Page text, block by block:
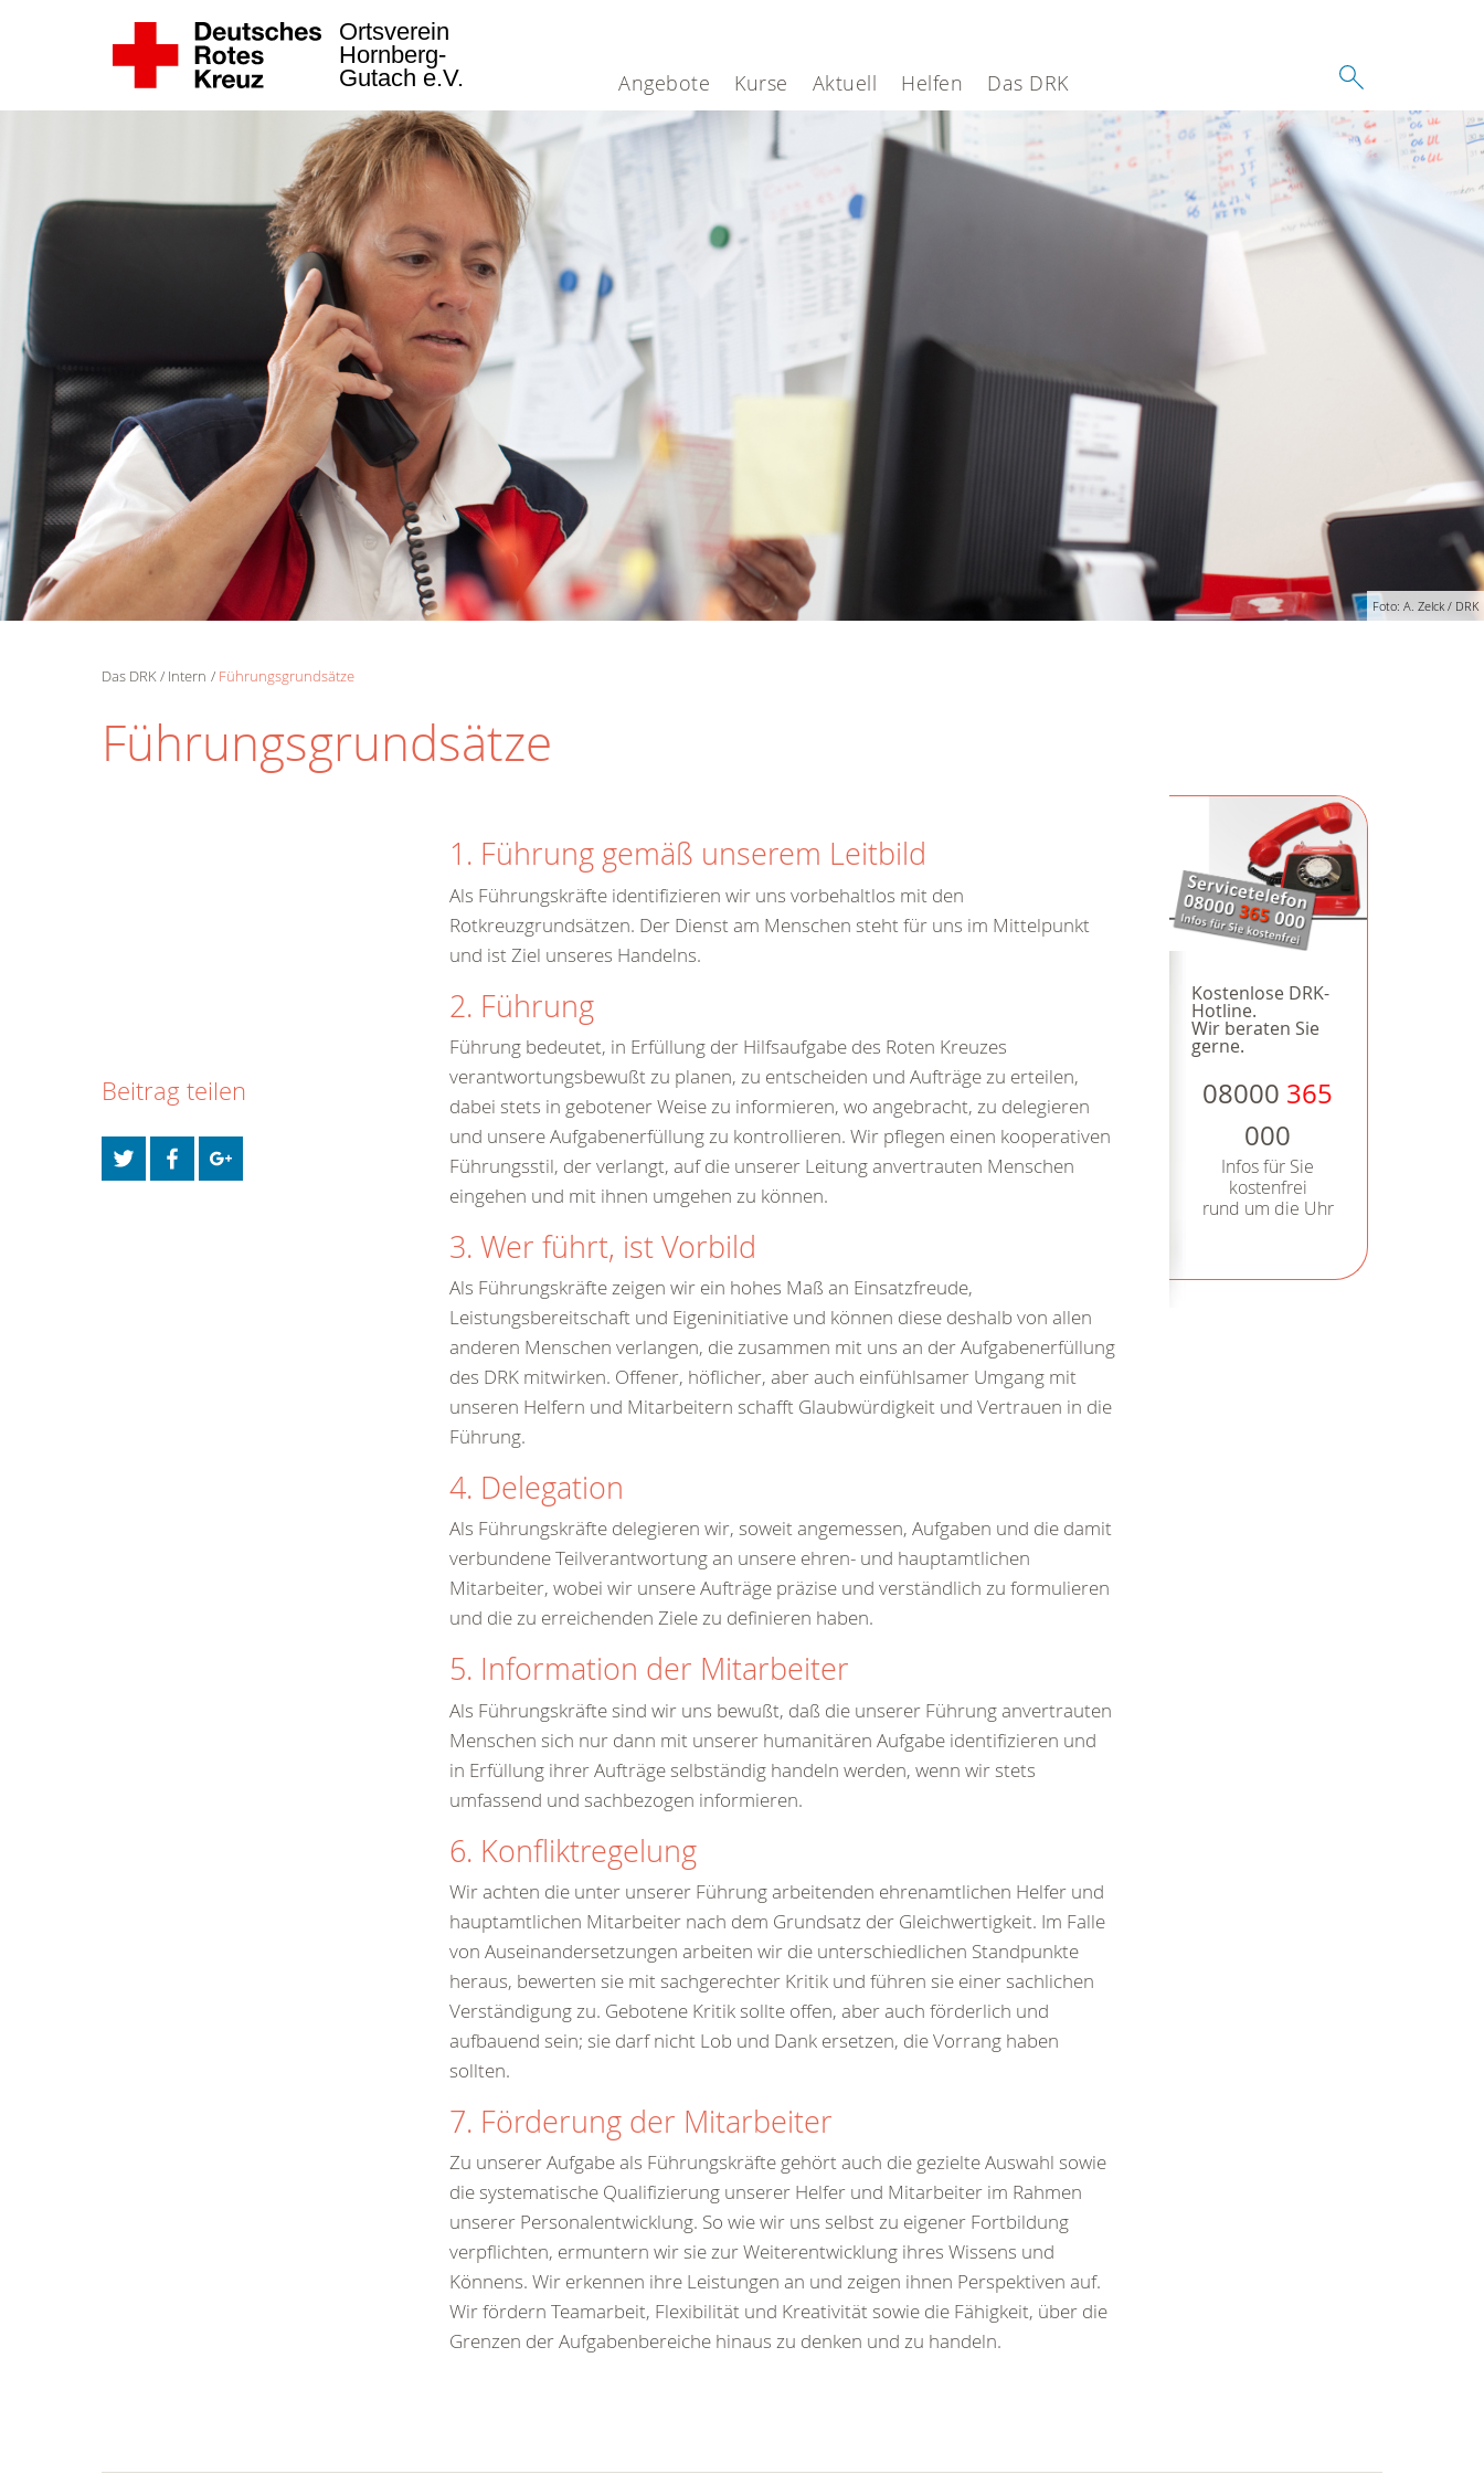
Angebote Kurse Aktuell Helfen Das DRK
Ortsverein
Hornberg-
Gutach e.V.
Foto: A. Zelck / DRK
Das DRK Intern Führungsgrundsätze
Führungsgrundsätze
Kostenlose DRK-
Hotline.
Wir beraten Sie
gerne.
08000 365
000
Infos für Sie
kostenfrei
rund um die Uhr
1. Führung gemäß unserem Leitbild
Als Führungskräfte identifizieren wir uns vorbehaltlos mit den
Rotkreuzgrundsätzen. Der Dienst am Menschen steht für uns im Mittelpunkt
und ist Ziel unseres Handelns.
2. Führung
Führung bedeutet, in Erfüllung der Hilfsaufgabe des Roten Kreuzes
verantwortungsbewußt zu planen, zu entscheiden und Aufträge zu erteilen,
dabei stets in gebotener Weise zu informieren, wo angebracht, zu delegieren
und unsere Aufgabenerfüllung zu kontrollieren. Wir pflegen einen kooperativen
Führungsstil, der verlangt, auf die unserer Leitung anvertrauten Menschen
eingehen und mit ihnen umgehen zu können.
3. Wer führt, ist Vorbild
Als Führungskräfte zeigen wir ein hohes Maß an Einsatzfreude,
Leistungsbereitschaft und Eigeninitiative und können diese deshalb von allen
anderen Menschen verlangen, die zusammen mit uns an der Aufgabenerfüllung
des DRK mitwirken. Offener, höflicher, aber auch einfühlsamer Umgang mit
unseren Helfern und Mitarbeitern schafft Glaubwürdigkeit und Vertrauen in die
Führung.
4. Delegation
Als Führungskräfte delegieren wir, soweit angemessen, Aufgaben und die damit
verbundene Teilverantwortung an unsere ehren- und hauptamtlichen
Mitarbeiter, wobei wir unsere Aufträge präzise und verständlich zu formulieren
und die zu erreichenden Ziele zu definieren haben.
5. Information der Mitarbeiter
Als Führungskräfte sind wir uns bewußt, daß die unserer Führung anvertrauten
Menschen sich nur dann mit unserer humanitären Aufgabe identifizieren und
in Erfüllung ihrer Aufträge selbständig handeln werden, wenn wir stets
umfassend und sachbezogen informieren.
6. Konfliktregelung
Wir achten die unter unserer Führung arbeitenden ehrenamtlichen Helfer und
hauptamtlichen Mitarbeiter nach dem Grundsatz der Gleichwertigkeit. Im Falle
von Auseinandersetzungen arbeiten wir die unterschiedlichen Standpunkte
heraus, bewerten sie mit sachgerechter Kritik und führen sie einer sachlichen
Verständigung zu. Gebotene Kritik sollte offen, aber auch förderlich und
aufbauend sein; sie darf nicht Lob und Dank ersetzen, die Vorrang haben
sollten.
7. Förderung der Mitarbeiter
Zu unserer Aufgabe als Führungskräfte gehört auch die gezielte Auswahl sowie
die systematische Qualifizierung unserer Helfer und Mitarbeiter im Rahmen
unserer Personalentwicklung. So wie wir uns selbst zu eigener Fortbildung
verpflichten, ermuntern wir sie zur Weiterentwicklung ihres Wissens und
Könnens. Wir erkennen ihre Leistungen an und zeigen ihnen Perspektiven auf.
Wir fördern Teamarbeit, Flexibilität und Kreativität sowie die Fähigkeit, über die
Grenzen der Aufgabenbereiche hinaus zu denken und zu handeln.
Beitrag teilen